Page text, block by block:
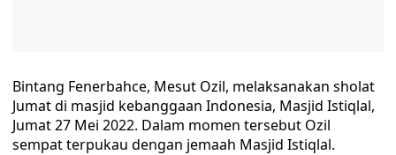
Bintang Fenerbahce, Mesut Ozil, melaksanakan sholat
Jumat di masjid kebanggaan Indonesia, Masjid Istiqlal,
Jumat 27 Mei 2022. Dalam momen tersebut Ozil
sempat terpukau dengan jemaah Masjid Istiqlal.